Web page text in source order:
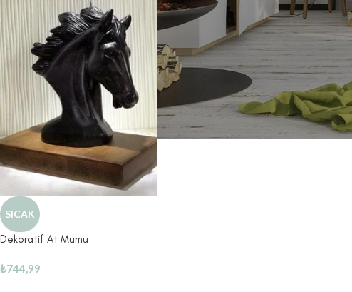
SICAK
Dekoratif At Mumu
₺744,99